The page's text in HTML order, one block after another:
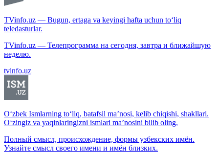
TVinfo.uz — Bugun, ertaga va keyingi hafta uchun to‘liq
teledasturlar.
TVinfo.uz — Телепрограмма на сегодня, завтра и ближайшую
неделю.
tvinfo.uz
O‘zbek Ismlarning to‘liq, batafsil ma’nosi, kelib chiqishi, shakllari.
O‘zingiz va yaqinlaringizni ismlari ma’nosini bilib oling.
Полный смысл, происхождение, формы узбекских имён.
Узнайте смысл своего имени и имён близких.